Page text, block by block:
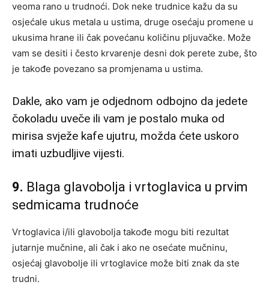
veoma rano u trudnoći. Dok neke trudnice kažu da su
osjećale ukus metala u ustima, druge osećaju promene u
ukusima hrane ili čak povećanu količinu pljuvačke. Može
vam se desiti i često krvarenje desni dok perete zube, što
je takođe povezano sa promjenama u ustima.
Dakle, ako vam je odjednom odbojno da jedete
čokoladu uveče ili vam je postalo muka od
mirisa svježe kafe ujutru, možda ćete uskoro
imati uzbudljive vijesti.
9. Blaga glavobolja i vrtoglavica u prvim
sedmicama trudnoće
Vrtoglavica i/ili glavobolja takođe mogu biti rezultat
jutarnje mučnine, ali čak i ako ne osećate mučninu,
osjećaj glavobolje ili vrtoglavice može biti znak da ste
trudni.